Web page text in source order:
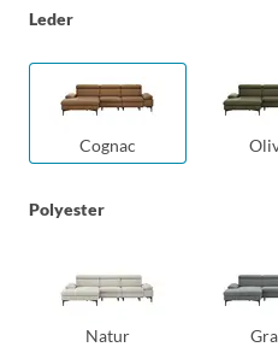
Leder
Cognac
Polyester
Natur